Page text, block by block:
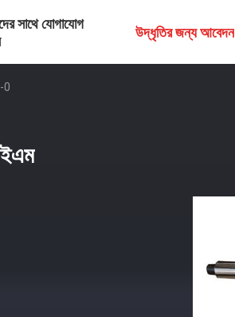
সাথে যোগাযোগ
উদ্ধৃতির জন্য আবেদন
0
ইএম